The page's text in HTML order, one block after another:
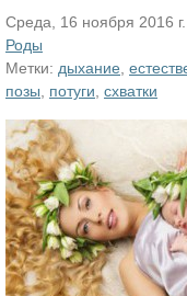
Среда, 16 ноября 2016 г.
Роды
Метки: дыхание
позы
потуги схватки